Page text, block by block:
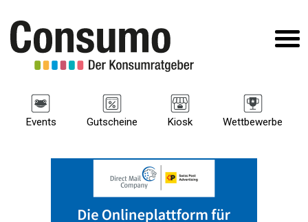
Events Gutscheine Kiosk Wettbewerbe